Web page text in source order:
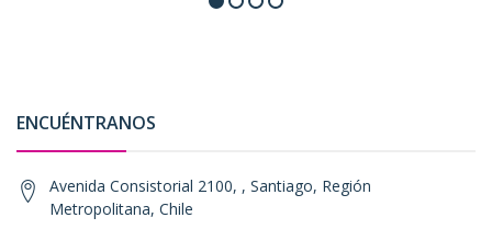
ENCUÉNTRANOS
Avenida Consistorial 2100, , Santiago, Región
Metropolitana, Chile